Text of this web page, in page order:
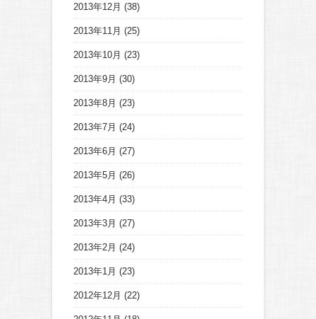
2013年12月 (38)
2013年11月 (25)
2013年10月 (23)
2013年9月 (30)
2013年8月 (23)
2013年7月 (24)
2013年6月 (27)
2013年5月 (26)
2013年4月 (33)
2013年3月 (27)
2013年2月 (24)
2013年1月 (23)
2012年12月 (22)